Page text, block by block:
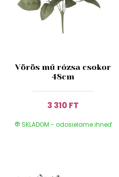
Vörös mű rózsa csokor
48cm
3 310 FT
SKLADOM - odosielame ihneď